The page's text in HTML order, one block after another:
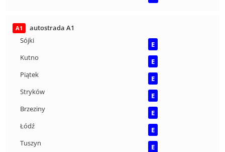
A1
autostrada A1
Sójki
E
Kutno
E
Piątek
E
Stryków
E
Brzeziny
E
Łódź
E
Tuszyn
E